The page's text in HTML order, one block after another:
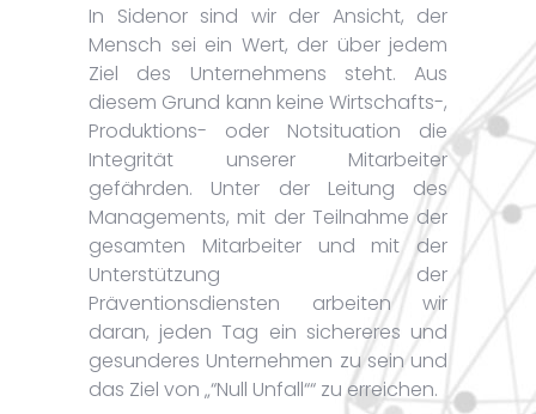
In Sidenor sind wir der Ansicht, der
Mensch sei ein Wert, der über jedem
Ziel des Unternehmens steht. Aus
diesem Grund kann keine Wirtschafts-,
Produktions- oder Notsituation die
Integrität unserer Mitarbeiter
gefährden. Unter der Leitung des
Managements, mit der Teilnahme der
gesamten Mitarbeiter und mit der
Unterstützung der
Präventionsdiensten arbeiten wir
daran, jeden Tag ein sichereres und
gesunderes Unternehmen zu sein und
das Ziel von „“Null Unfall““ zu erreichen.